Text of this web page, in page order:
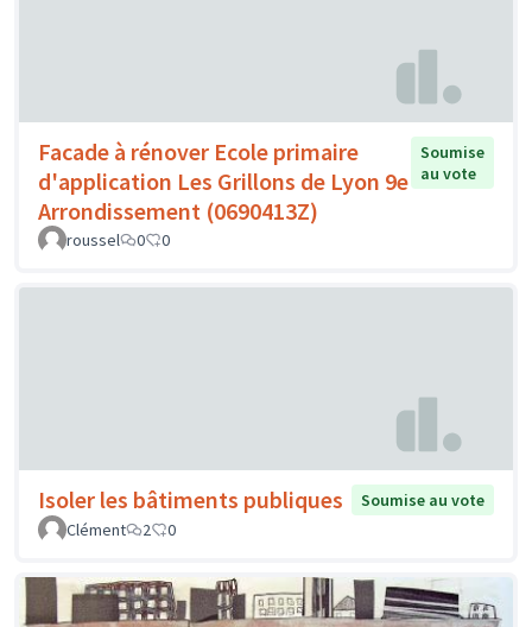
Facade à rénover Ecole primaire
d'application Les Grillons de Lyon 9e
Arrondissement (0690413Z)
Soumise
au vote
roussel 0 0
Isoler les bâtiments publiques
Soumise au vote
Clément
2 0